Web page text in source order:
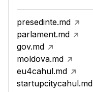
presedinte.md
parlament.md
gov.md
moldova.md
eu4cahul.md
startupcitycahul.md